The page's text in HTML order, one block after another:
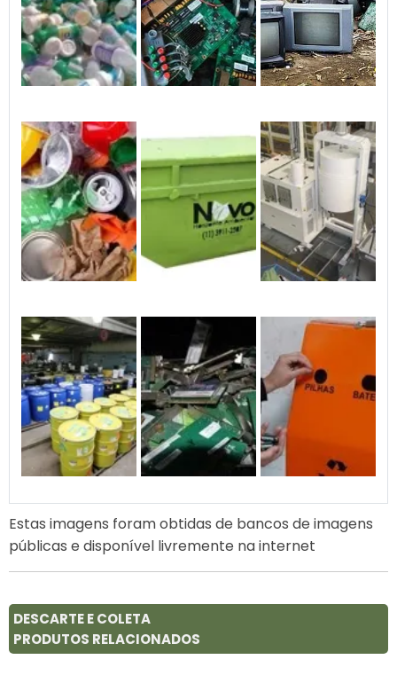
Estas imagens foram obtidas de bancos de imagens
públicas e disponível livremente na internet
DESCARTE E COLETA
PRODUTOS RELACIONADOS